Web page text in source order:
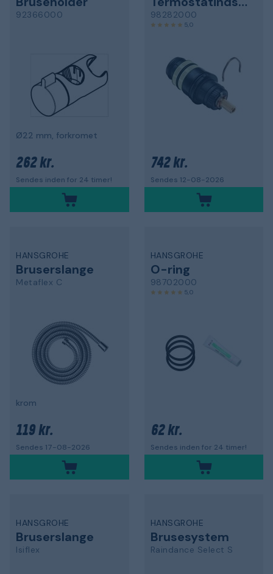
92366000
Ø22 mm, forkromet
262 kr.
Sendes inden for 24 timer!
98282000
5,0
742 kr.
Sendes 12-08-2026
HANSGROHE
Bruserslange
Metaflex C
krom
119 kr.
Sendes 17-08-2026
HANSGROHE
O-ring
98702000
5,0
62 kr.
Sendes inden for 24 timer!
HANSGROHE
Bruserslange
Isiflex
HANSGROHE
Brusesystem
Raindance Select S